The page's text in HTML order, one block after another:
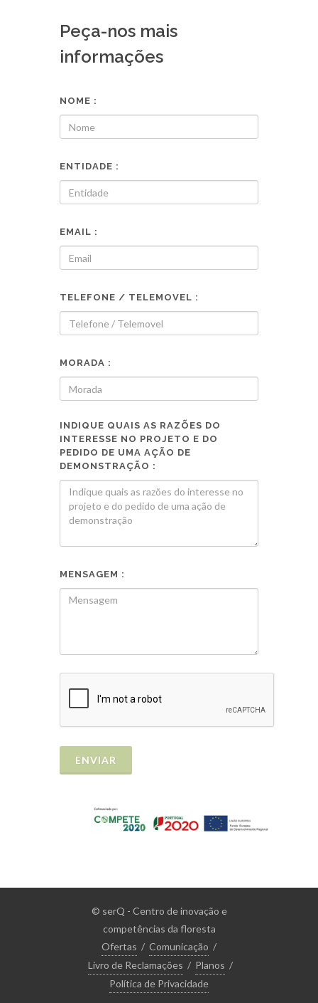
Peça-nos mais
informações
NOME :
ENTIDADE :
EMAIL :
TELEFONE / TELEMOVEL :
MORADA :
INDIQUE QUAIS AS RAZÕES DO
INTERESSE NO PROJETO E DO
PEDIDO DE UMA AÇÃO DE
DEMONSTRAÇÃO :
MENSAGEM :
ENVIAR
© serQ - Centro de inovação e
competências da floresta
Ofertas / Comunicação /
Livro de Reclamações / Planos /
Política de Privacidade